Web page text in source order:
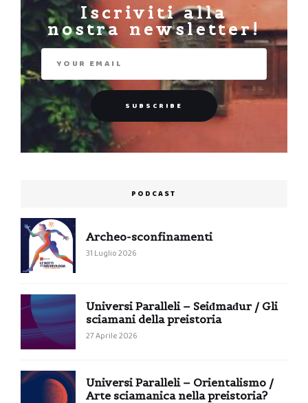
Iscriviti alla
nostra newsletter!
PODCAST
Archeo-sconfinamenti
31 Luglio 2026
Universi Paralleli – Seiđmađur / Gli
sciamani della preistoria
27 Aprile 2026
Universi Paralleli – Orientalismo /
Arte sciamanica nella preistoria?